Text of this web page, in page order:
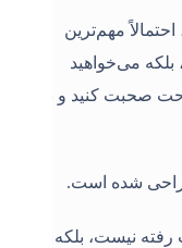
مهم‌ترین
می‌خواهید
صحبت کنید و با
شده است.
رفته نیست، بلکه